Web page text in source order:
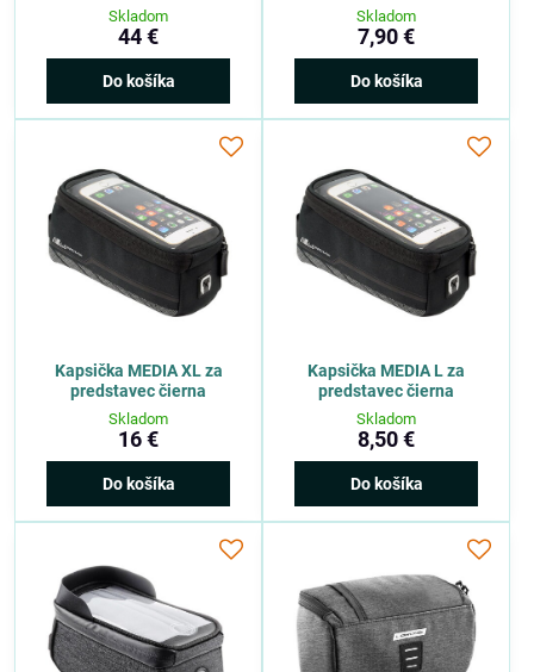
Skladom
44 €
Do košíka
Skladom
7,90 €
Do košíka
Kapsička MEDIA XL za
predstavec čierna
Skladom
16 €
Do košíka
Kapsička MEDIA L za
predstavec čierna
Skladom
8,50 €
Do košíka